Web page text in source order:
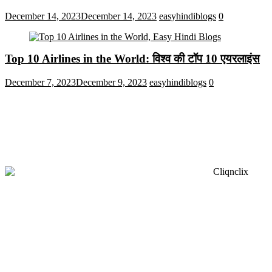
December 14, 2023December 14, 2023 easyhindiblogs 0
Top 10 Airlines in the World: विश्व की टॉप 10 एयरलाइंस
December 7, 2023December 9, 2023 easyhindiblogs 0